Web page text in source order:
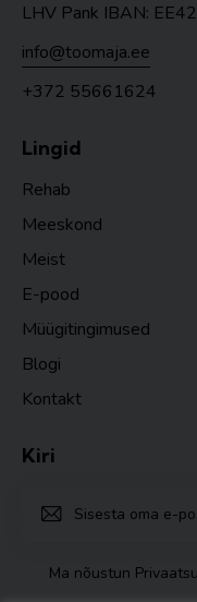
LHV Pank IBAN:
info@toomaja.ee
+372 55661624
Lingid
Rehab
Meeskond
Meist
E-pood
Müügitingimused
Blogi
Kontakt
Kiri
Ma nõustun